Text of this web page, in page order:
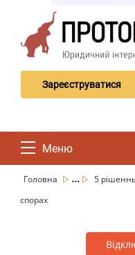
Зареєструватися
Меню
Головна ...
5
спорах